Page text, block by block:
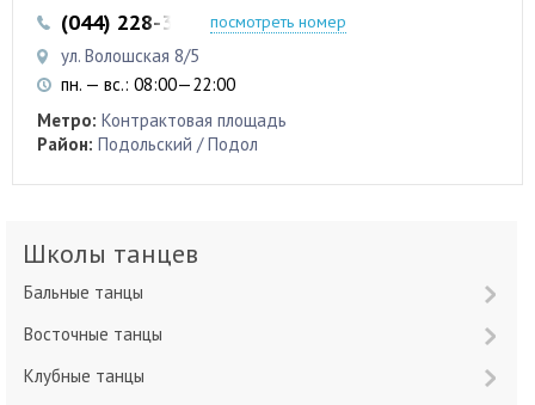
(044) 228-33-07 (067) 797-11-90
посмотреть номер
ул. Волошская 8/5
пн. — вс.: 08:00—22:00
Метро: Контрактовая площадь
Район: Подольский / Подол
Школы танцев
Бальные танцы
Восточные танцы
Клубные танцы